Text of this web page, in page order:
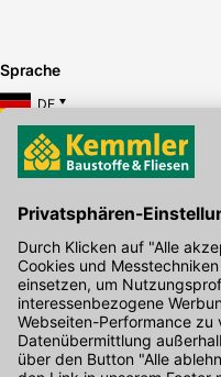
Sprache
DE
Hier gibt's die kostenlose App
Kontakt